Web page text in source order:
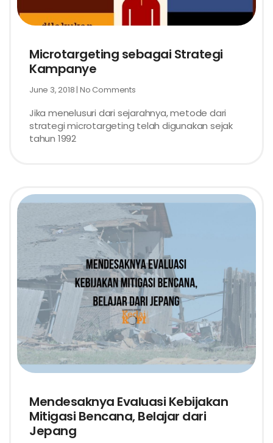
Microtargeting sebagai Strategi
Kampanye
June 3, 2018 No Comments
Jika menelusuri dari sejarahnya, metode dari
strategi microtargeting telah digunakan sejak
tahun 1992
Mendesaknya Evaluasi Kebijakan
Mitigasi Bencana, Belajar dari
Jepang